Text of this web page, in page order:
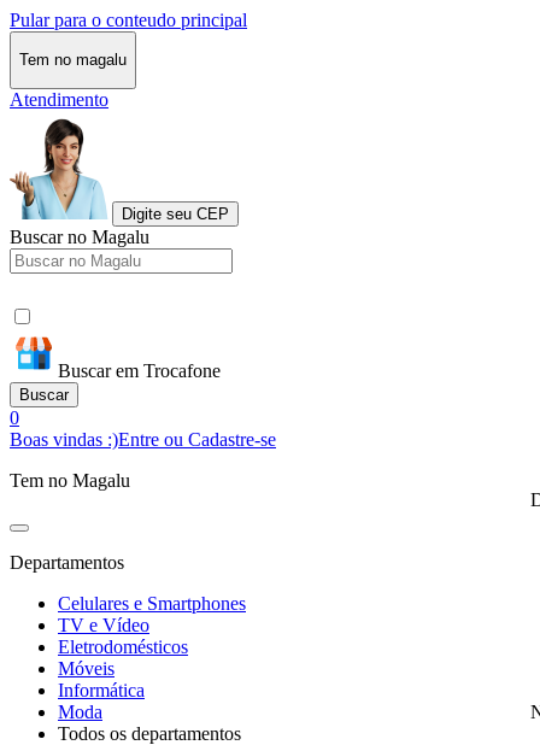
Pular para o conteudo principal
Tem no magalu
Atendimento
Digite seu CEP
Buscar no Magalu
Buscar em Trocafone
Buscar
0
Boas vindas :)Entre ou Cadastre-se
Tem no Magalu
Departamentos
Celulares e Smartphones
TV e Vídeo
Eletrodomésticos
Móveis
Informática
Moda
Todos os departamentos